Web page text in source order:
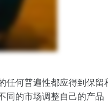
任何普遍性都应得到保
同的市场调整自己的产品